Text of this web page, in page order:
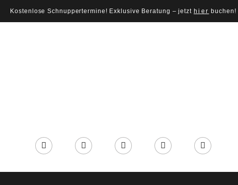
Kostenlose Schnuppertermine! Exklusive Beratung – jetzt hier buchen!